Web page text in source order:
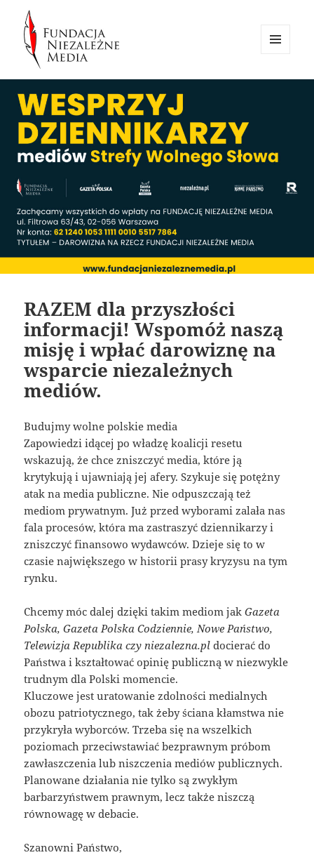
Fundacja Niezależne Media
WIDGETY
RAZEM dla przyszłości
informacji! Wspomóż naszą
misję i wpłać darowiznę na
wsparcie niezależnych
mediów.
Budujmy wolne polskie media
Zapowiedzi idącej po władzę koalicji resetu
wskazują, że chce zniszczyć media, które ją
krytykują i ujawniają jej afery. Szykuje się potężny
atak na media publiczne. Nie odpuszczają też
mediom prywatnym. Już przed wyborami zalała nas
fala procesów, która ma zastraszyć dziennikarzy i
zniszczyć finansowo wydawców. Dzieje się to w
czasie największego w historii prasy kryzysu na tym
rynku.
Chcemy móc dalej dzięki takim mediom jakGazeta
Polska, Gazeta Polska Codziennie, Nowe Państwo,
Telewizja Republika czy niezalezna.pl docierać do
Państwa i kształtować opinię publiczną w niezwykle
trudnym dla Polski momencie.
Kluczowe jest uratowanie zdolności medialnych
obozu patriotycznego, tak żeby ściana kłamstwa nie
przykryła wyborców. Trzeba się na wszelkich
poziomach przeciwstawiać bezprawnym próbom
zawłaszczenia lub niszczenia mediów publicznych.
Planowane działania nie tylko są zwykłym
barbarzyństwem prawnym, lecz także niszczą
równowagę w debacie.
Szanowni Państwo,